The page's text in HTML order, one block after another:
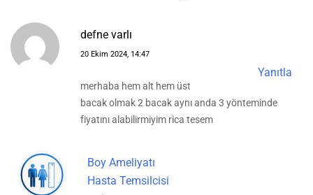
defne varlı
20 Ekim 2024, 14:47
Yanıtla
merhaba hem alt hem üst
bacak olmak 2 bacak aynı anda 3 yönteminde
fiyatını alabilirmiyim rica tesem
Boy Ameliyatı
Hasta Temsilcisi